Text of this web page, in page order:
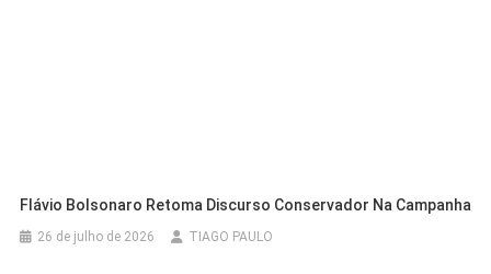
Flávio Bolsonaro Retoma Discurso Conservador Na Campanha
26 de julho de 2026 TIAGO PAULO